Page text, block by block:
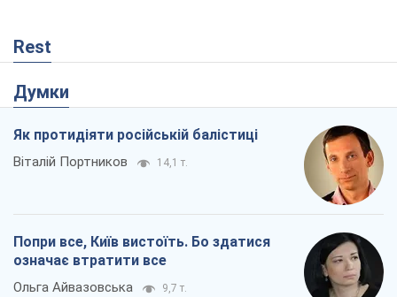
Rest
Думки
Як протидіяти російській балістиці
Віталій Портников 14,1 т.
Попри все, Київ вистоїть. Бо здатися
означає втратити все
Ольга Айвазовська 9,7 т.